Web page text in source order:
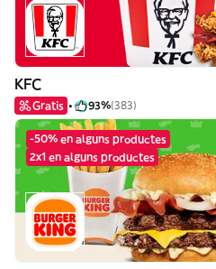
KFC
Gratis 93%(383)
-50% en alguns productes
2x1 en alguns productes